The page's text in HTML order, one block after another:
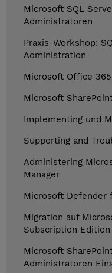
Microsoft SQL
Administratoren
Praxis-Workshop:
Administration
Microsoft Office
Microsoft
Implementing und
Supporting and
Administering
Manager
Microsoft Defender
Migration auf
Subscription Edition
Microsoft
Administratoren